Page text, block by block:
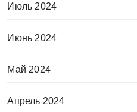
Июль 2024
Июнь 2024
Май 2024
Апрель 2024